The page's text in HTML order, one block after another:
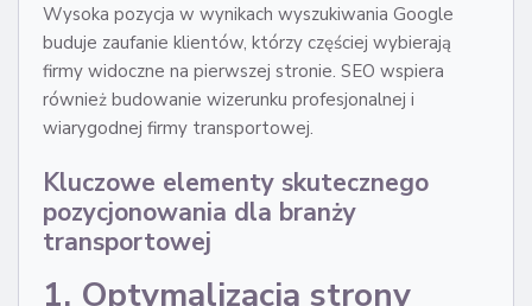
Wysoka pozycja w wynikach wyszukiwania Google
buduje zaufanie klientów, którzy częściej wybierają
firmy widoczne na pierwszej stronie. SEO wspiera
również budowanie wizerunku profesjonalnej i
wiarygodnej firmy transportowej.
Kluczowe elementy skutecznego
pozycjonowania dla branży
transportowej
1. Optymalizacja strony